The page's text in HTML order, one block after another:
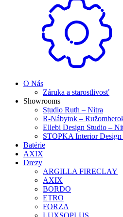
O Nás
Záruka a starostlivosť
Showrooms
Studio Ruth – Nitra
R-Nábytok –
Ellebi Design Studio –
STOPKA Interior Design
Batérie
AXIX
Drezy
ARGILLA FIRECLAY
AXIX
BORDO
ETRO
FORZA
LUXSOPLUS